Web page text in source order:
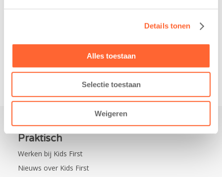
Details tonen
Alles toestaan
Selectie toestaan
Weigeren
kregen een…
de wijk Wiarda in
Leeuwarden Zuid.
Na…
Praktisch
Werken bij Kids First
Nieuws over Kids First